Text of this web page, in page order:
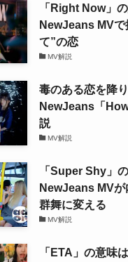
「Right Now」
NewJeans MVで
て”の恋
MV解説
毒のある恋を降
NewJeans「
説
MV解説
「Super Shy」
NewJeans MVが
群舞に変える
MV解説
「ETA」の意味